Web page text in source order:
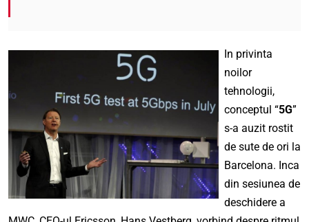
In privinta
noilor
tehnologii,
conceptul “5G”
s-a auzit rostit
de sute de ori la
Barcelona. Inca
din sesiunea de
deschidere a